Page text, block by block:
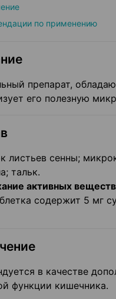
по применению
препарат,
его полезную
листьев сенны;
тальк.
активных
содержит 5 мг
в качестве
функции кишечника.